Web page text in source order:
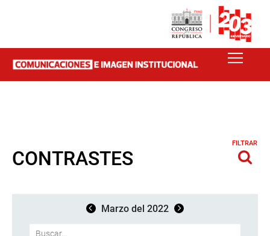
CONTRASTES
FILTRAR
Marzo del 2022